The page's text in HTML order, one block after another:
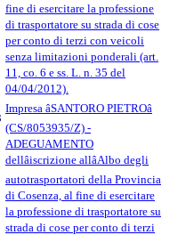
fine di esercitare la professione
di trasportatore su strada di cose
per conto di terzi con veicoli
senza limitazioni ponderali (art.
11, co. 6 e ss. L. n. 35 del
04/04/2012).
Impresa âSANTORO PIETROâ
(CS/8053935/Z) -
ADEGUAMENTO
dellâiscrizione allâAlbo degli
autotrasportatori della Provincia
di Cosenza, al fine di esercitare
la professione di trasportatore su
strada di cose per conto di terzi